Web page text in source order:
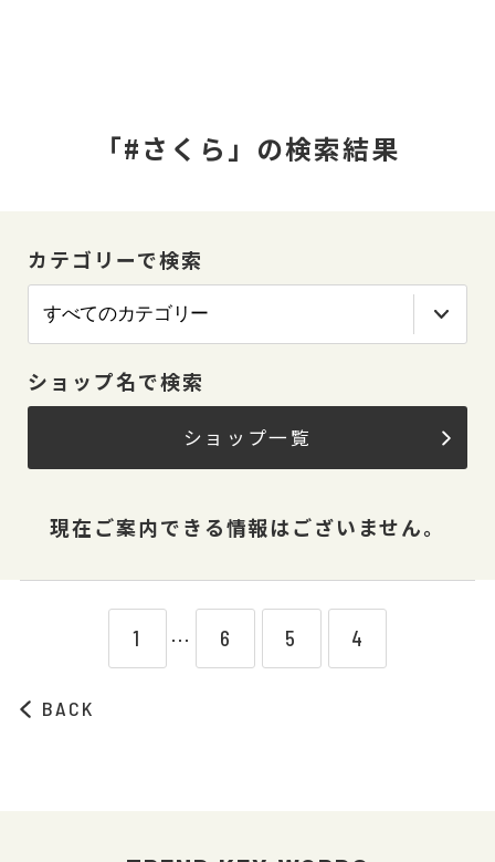
「#さくら」の検索結果
カテゴリーで検索
ショップ名で検索
ショップ一覧
現在ご案内できる情報はございません。
BACK
1 ⋯ 6 5 4